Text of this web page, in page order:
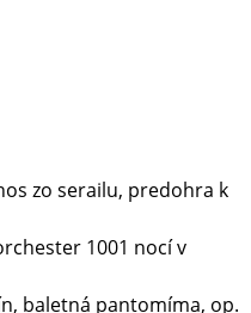
zo serailu, predohra k
1001 nocí v
baletná pantomíma, op.